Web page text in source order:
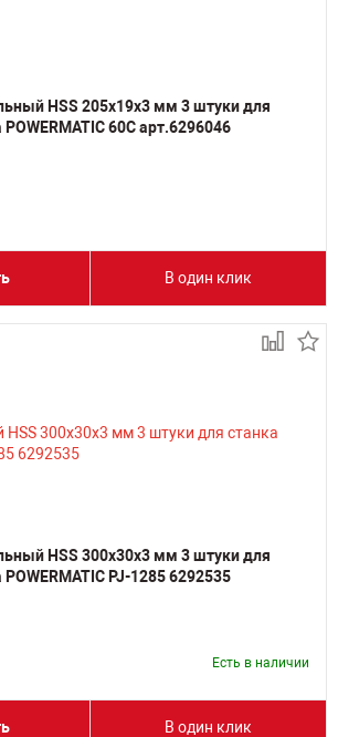
HSS 205х19х3 мм 3 штуки для
POWERMATIC 60C арт.6296046
В один клик
HSS 300х30х3 мм 3 штуки для
POWERMATIC PJ-1285 6292535
Есть в наличии
В один клик